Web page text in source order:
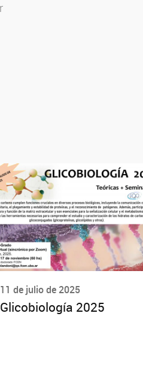
Twitter
11 de julio de 2025
Glicobiología 2025